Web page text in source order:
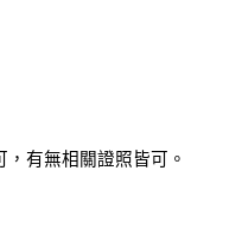
有無相關證照皆可。